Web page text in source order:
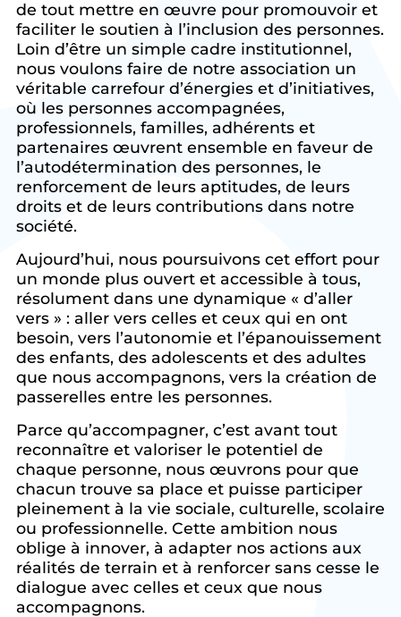
de tout mettre en œuvre pour promouvoir et
faciliter le soutien à l’inclusion des personnes.
Loin d’être un simple cadre institutionnel,
nous voulons faire de notre association un
véritable carrefour d’énergies et d’initiatives,
où les personnes accompagnées,
professionnels, familles, adhérents et
partenaires œuvrent ensemble en faveur de
l’autodétermination des personnes, le
renforcement de leurs aptitudes, de leurs
droits et de leurs contributions dans notre
société.
Aujourd’hui, nous poursuivons cet effort pour
un monde plus ouvert et accessible à tous,
résolument dans une dynamique « d’aller
vers » : aller vers celles et ceux qui en ont
besoin, vers l’autonomie et l’épanouissement
des enfants, des adolescents et des adultes
que nous accompagnons, vers la création de
passerelles entre les personnes.
Parce qu’accompagner, c’est avant tout
reconnaître et valoriser le potentiel de
chaque personne, nous œuvrons pour que
chacun trouve sa place et puisse participer
pleinement à la vie sociale, culturelle, scolaire
ou professionnelle. Cette ambition nous
oblige à innover, à adapter nos actions aux
réalités de terrain et à renforcer sans cesse le
dialogue avec celles et ceux que nous
accompagnons.